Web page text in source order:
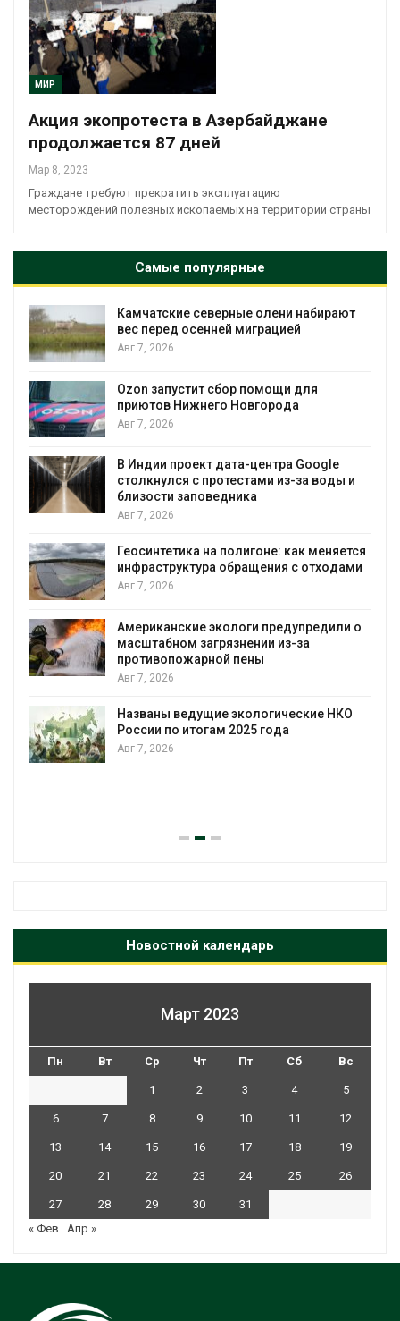
МИР
Акция экопротеста в Азербайджане
продолжается 87 дней
Мар 8, 2023
Граждане требуют прекратить эксплуатацию
месторождений полезных ископаемых на территории страны
Самые популярные
Камчатские северные олени набирают
вес перед осенней миграцией
Авг 7, 2026
Ozon запустит сбор помощи для
приютов Нижнего Новгорода
Авг 7, 2026
В Индии проект дата-центра Google
столкнулся с протестами из-за воды и
близости заповедника
Авг 7, 2026
Геосинтетика на полигоне: как меняется
инфраструктура обращения с отходами
Авг 7, 2026
Американские экологи предупредили о
масштабном загрязнении из-за
противопожарной пены
Авг 7, 2026
Названы ведущие экологические НКО
России по итогам 2025 года
Авг 7, 2026
Новостной календарь
Март 2023
Пн Вт Ср Чт Пт Сб Вс
1 2 3 4 5
6 7 8 9 10 11 12
13 14 15 16 17 18 19
20 21 22 23 24 25 26
27 28 29 30
31
« Фев
Апр »